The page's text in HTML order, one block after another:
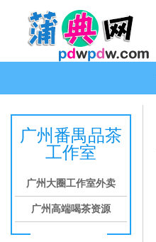
广州番禺品茶
工作室
广州大圈工作室外卖
广州高端喝茶资源